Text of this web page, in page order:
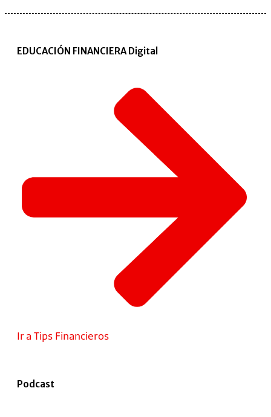
EDUCACIÓN FINANCIERA Digital
Ir a Tips Financieros
Podcast